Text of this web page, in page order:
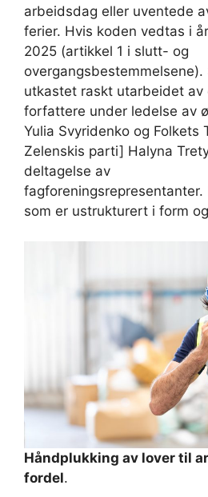
arbeidsdag eller uventede
ferier. Hvis koden vedtas i
2025 (artikkel 1 i slutt- og
utkastet raskt utarbeidet av
forfattere under ledelse av
Yulia Svyridenko og Folkets
Zelenskis parti] Halyna
deltagelse av
som er ustrukturert i form
Håndplukking av lover til
fordel.